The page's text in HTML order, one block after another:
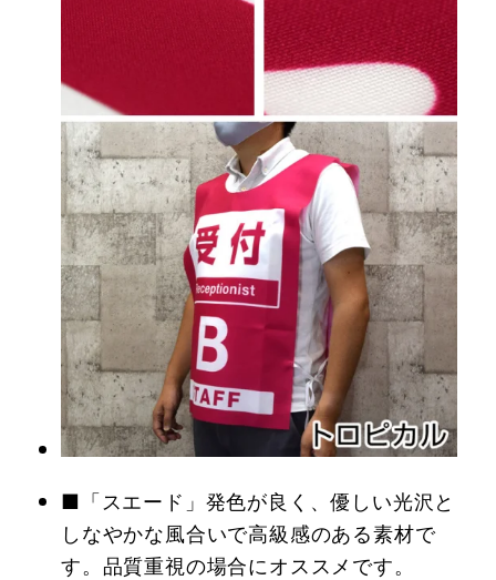
■「スエード」発色が良く、優しい光沢と
しなやかな風合いで高級感のある素材で
す。品質重視の場合にオススメです。